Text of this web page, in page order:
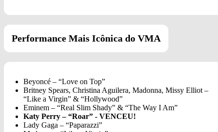
Performance Mais Icônica do VMA
Beyoncé – “Love on Top”
Britney Spears, Christina Aguilera, Madonna, Missy Elliot –
“Like a Virgin” & “Hollywood”
Eminem – “Real Slim Shady” & “The Way I Am”
Katy Perry – “Roar” - VENCEU!
Lady Gaga – “Paparazzi”